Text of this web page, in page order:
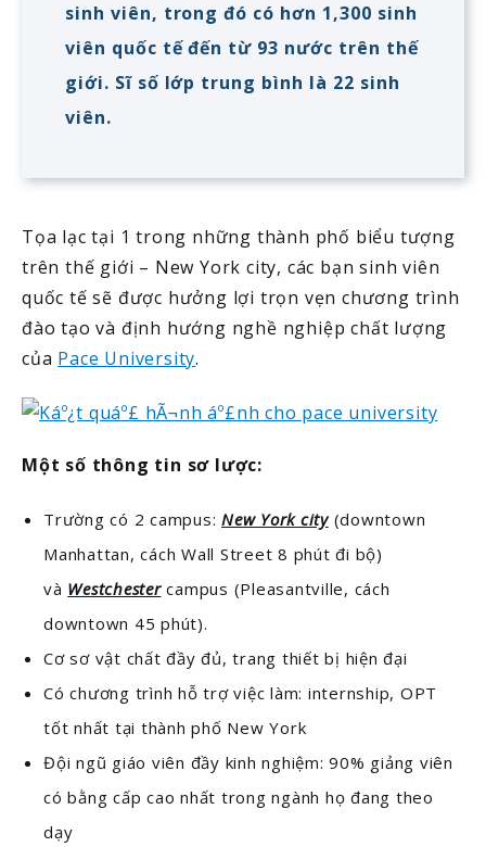
sinh viên, trong đó có hơn 1,300 sinh
viên quốc tế đến từ 93 nước trên thế
giới. Sĩ số lớp trung bình là 22 sinh
viên.
Tọa lạc tại 1 trong những thành phố biểu tượng
trên thế giới – New York city, các bạn sinh viên
quốc tế sẽ được hưởng lợi trọn vẹn chương trình
đào tạo và định hướng nghề nghiệp chất lượng
của Pace University.
Một số thông tin sơ lược:
Trường có 2 campus: New York city(downtown
Manhattan, cách Wall Street 8 phút đi bộ)
và Westchestercampus (Pleasantville, cách
downtown 45 phút).
Cơ sơ vật chất đầy đủ, trang thiết bị hiện đại
Có chương trình hỗ trợ việc làm: internship, OPT
tốt nhất tại thành phố New York
Đội ngũ giáo viên đầy kinh nghiệm: 90% giảng viên
có bằng cấp cao nhất trong ngành họ đang theo
dạy